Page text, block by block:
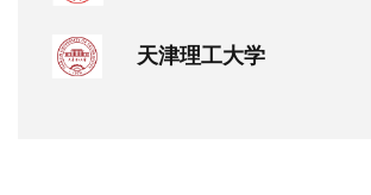
天津理工大学